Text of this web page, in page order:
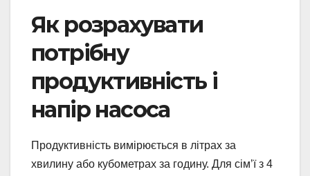
Як розрахувати
потрібну
продуктивність і
напір насоса
Продуктивність вимірюється в літрах за
хвилину або кубометрах за годину. Для сім’ї з 4